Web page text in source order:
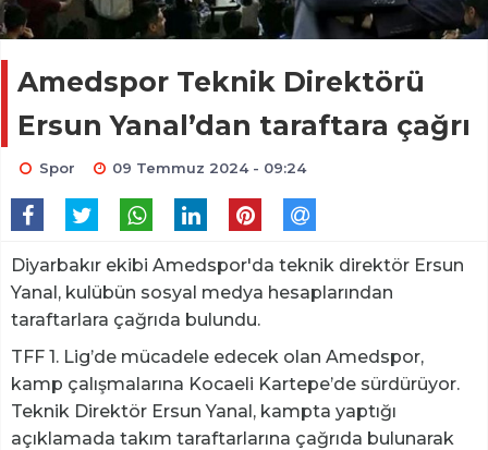
Amedspor Teknik Direktörü
Ersun Yanal’dan taraftara çağrı
Spor 09 Temmuz 2024 - 09:24
Diyarbakır ekibi Amedspor'da teknik direktör Ersun
Yanal, kulübün sosyal medya hesaplarından
taraftarlara çağrıda bulundu.
TFF 1. Lig’de mücadele edecek olan Amedspor,
kamp çalışmalarına Kocaeli Kartepe’de sürdürüyor.
Teknik Direktör Ersun Yanal, kampta yaptığı
açıklamada takım taraftarlarına çağrıda bulunarak